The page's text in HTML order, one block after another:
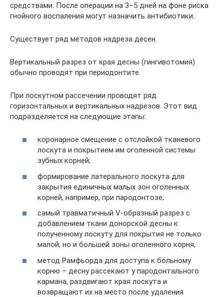
средствами. После операции на 3–5 дней на фоне риска
гнойного воспаления могут назначить антибиотики.
Существует ряд методов надреза десен.
Вертикальный разрез от края десны (гингивотомия)
обычно проводят при периодонтите.
При лоскутном рассечении проводят ряд
горизонтальных и вертикальных надрезов. Этот вид
подразделяется на следующие этапы:
коронарное смещение с отслойкой тканевого
лоскута и покрытием им оголенной системы
зубных корней;
формирование латерального лоскута для
закрытия единичных малых зон оголенных
корней, например, при пародонтозе;
самый травматичный V-образный разрез с
добавлением ткани донорской десны к
полученному лоскуту для покрытия не только
малой, но и большей зоны оголенного корня;
метод Рамфьорда для доступа к больному
корню – десну рассекают у пародонтального
кармана, раздвигают края лоскута и
возвращают их на место после удаления